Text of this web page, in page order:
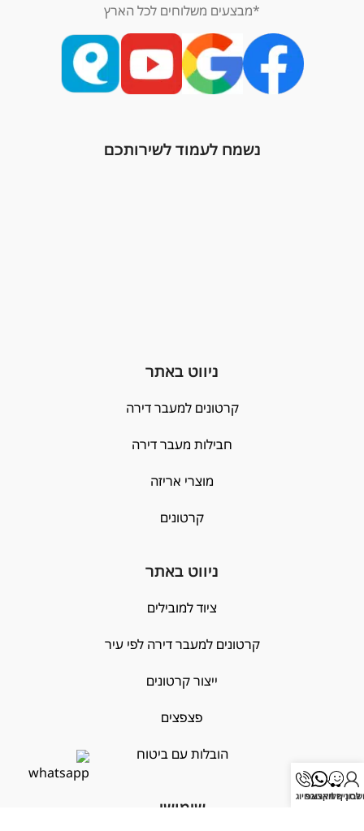
*מבצעים משלוחים לכל הארץ
נשמח לעמוד לשירותכם
ניווט באתר
קרטונים למעבר דירה
חבילות מעבר דירה
מוצרי אריזה
קרטונים
ניווט באתר
ציוד למובילים
קרטונים למעבר דירה לפי עיר
ייצור קרטונים
פצפצים
הובלות עם ביטוח
שימושי
שלי
לסניף הקרוב
וואצאפחיוג